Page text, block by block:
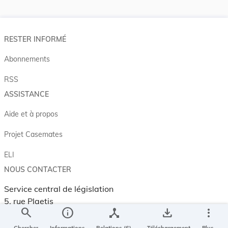
search info device_hub save_alt more_vert
RESTER INFORMÉ
Abonnements
RSS
ASSISTANCE
Aide et à propos
Projet Casemates
ELI
NOUS CONTACTER
Service central de législation
5, rue Plaetis
L-2338 LUXEMBOURG